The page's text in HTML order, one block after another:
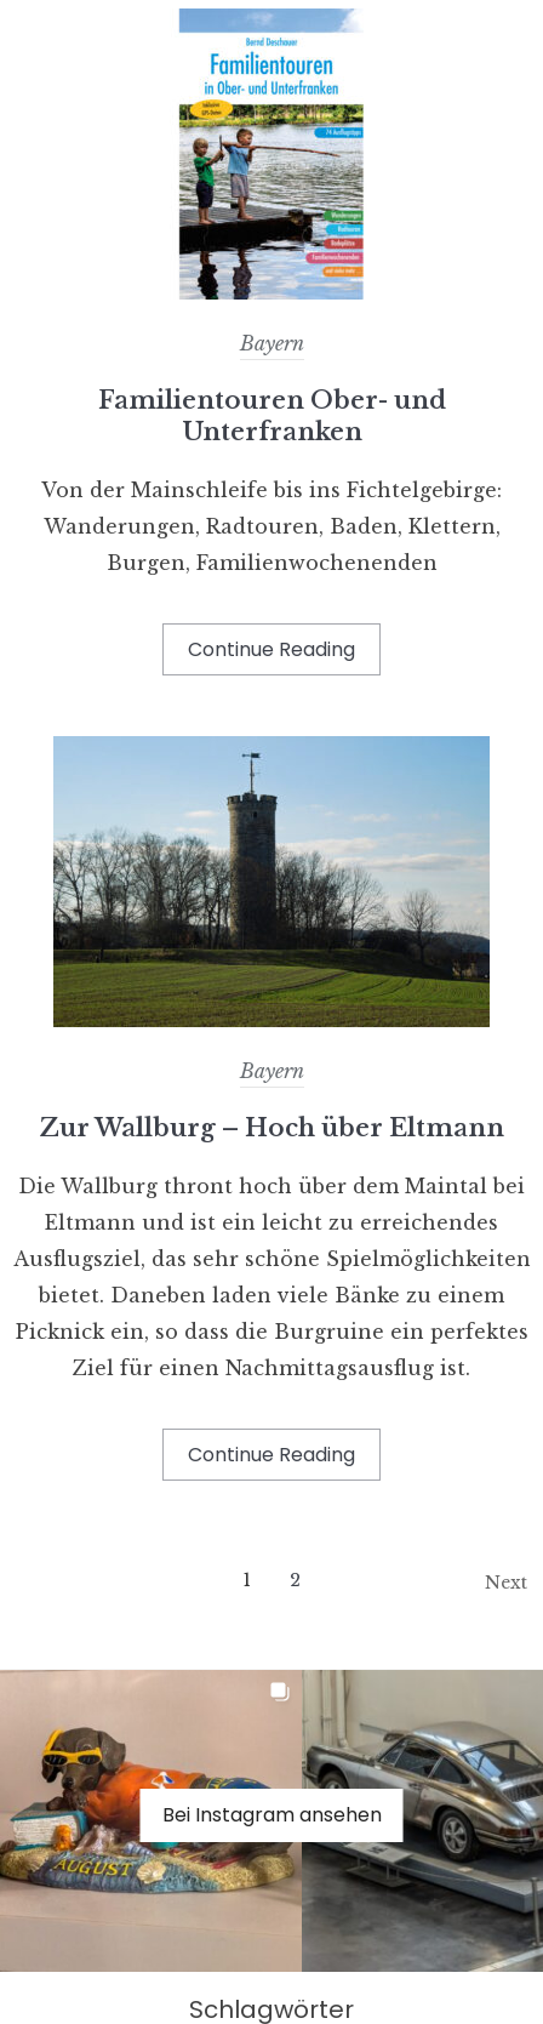
Bayern
Familientouren Ober- und
Unterfranken
Von der Mainschleife bis ins Fichtelgebirge:
Wanderungen, Radtouren, Baden, Klettern,
Burgen, Familienwochenenden
Continue Reading
Bayern
Zur Wallburg – Hoch über Eltmann
Die Wallburg thront hoch über dem Maintal bei
Eltmann und ist ein leicht zu erreichendes
Ausflugsziel, das sehr schöne Spielmöglichkeiten
bietet. Daneben laden viele Bänke zu einem
Picknick ein, so dass die Burgruine ein perfektes
Ziel für einen Nachmittagsausflug ist.
Continue Reading
1 2 Next
Bei Instagram ansehen
Schlagwörter